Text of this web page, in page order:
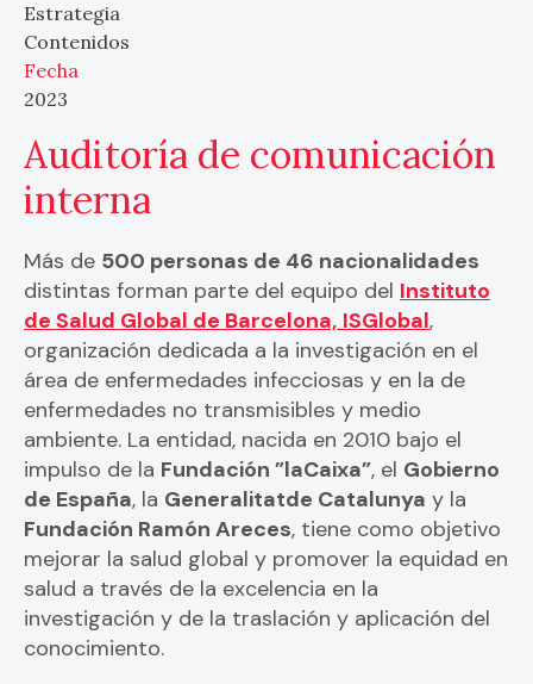
Estrategia
Contenidos
Fecha
2023
Auditoría de comunicación
interna
Más de 500 personas de 46 nacionalidades
distintas forman parte del equipo del Instituto
de Salud Global de Barcelona, ISGlobal,
organización dedicada a la investigación en el
área de enfermedades infecciosas y en la de
enfermedades no transmisibles y medio
ambiente. La entidad, nacida en 2010 bajo el
impulso de la Fundación ”laCaixa”, el Gobierno
de España, la Generalitatde Catalunya y la
Fundación Ramón Areces, tiene como objetivo
mejorar la salud global y promover la equidad en
salud a través de la excelencia en la
investigación y de la traslación y aplicación del
conocimiento.